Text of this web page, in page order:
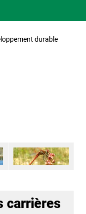
durable
carrières